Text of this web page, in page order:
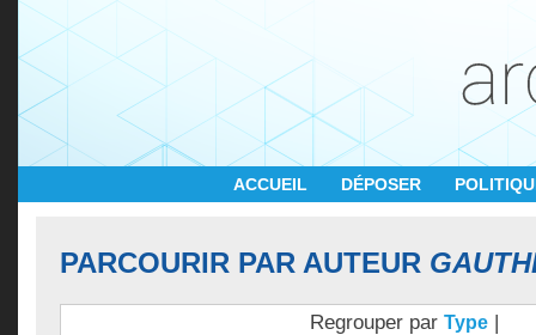
ACCUEIL DÉPOSER
PARCOURIR PAR AUTEUR
Regrouper par Type |